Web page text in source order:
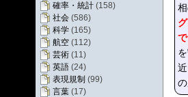
確率・統計 (158)
社会 (586)
科学 (165)
航空 (112)
芸術 (11)
英語 (24)
表現規制 (99)
言葉 (17)